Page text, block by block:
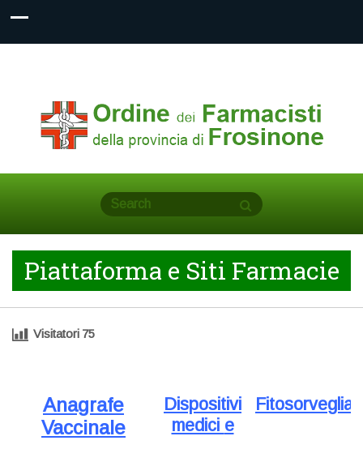
Piattaforma e Siti Farmacie
Visitatori 75
Anagrafe
Vaccinale
Dispositivi
medici e